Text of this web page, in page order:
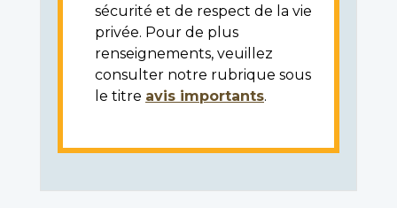
sécurité et de respect de la vie
privée. Pour de plus
renseignements, veuillez
consulter notre rubrique sous
le titre avis importants.